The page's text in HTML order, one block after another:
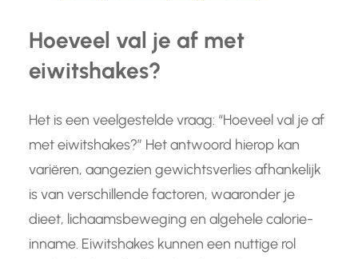
Hoeveel val je af met
eiwitshakes?
Het is een veelgestelde vraag: “Hoeveel val je af
met eiwitshakes?” Het antwoord hierop kan
variëren, aangezien gewichtsverlies afhankelijk
is van verschillende factoren, waaronder je
dieet, lichaamsbeweging en algehele calorie-
inname. Eiwitshakes kunnen een nuttige rol